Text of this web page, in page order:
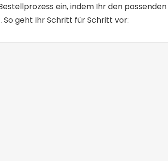
ein, indem Ihr den passenden
geht Ihr Schritt für Schritt vor: